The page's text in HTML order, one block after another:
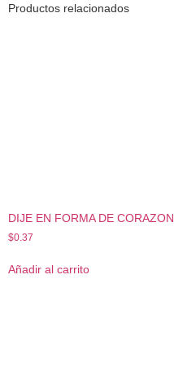
Productos relacionados
DIJE EN FORMA DE CORAZON
$0.37
Añadir al carrito